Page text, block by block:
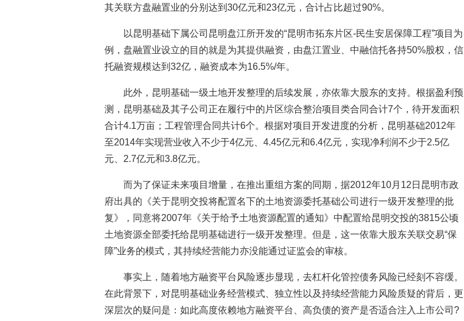
其关联方盘融置业的分别达到30亿元和23亿元，合计占比超过90%。
以昆明基础下属公司昆明盘江所开发的“昆明市拓东片区-民生安居保障工程”项目为
例，盘融置业设立的目的就是为其提供融资，由盘江置业、中融信托各持50%股权，信
托融资规模达到32亿，融资成本为16.5%/年。
此外，昆明基础一级土地开发整理的后续发展，亦依靠大股东的支持。根据盈利预
测，昆明基础及其子公司正在履行中的片区综合整治项目类合同合计7个，待开发面积
合计4.1万亩；工程管理合同共计6个。根据对项目开发进度的分析，昆明基础2012年
至2014年实现营业收入不少于4亿元、4.45亿元和6.4亿元，实现净利润不少于2.5亿
元、2.7亿元和3.8亿元。
而为了保证未来项目增量，在推出重组方案的同期，据2012年10月12日昆明市政
府出具的《关于昆明交投将配置名下的土地资源委托基础公司进行一级开发整理的批
复》，同意将2007年《关于给予土地资源配置的通知》中配置给昆明交投的3815公顷
土地资源全部委托给昆明基础进行一级开发整理。但是，这一依靠大股东关联交易“保
障”业务的模式，其持续经营能力亦没能通过证监会的审核。
事实上，随着地方融资平台风险逐步显现，去杠杆化管控债务风险已经刻不容缓。
在此背景下，对昆明基础业务经营模式、独立性以及持续经营能力风险质疑的背后，更
深层次的疑问是：如此高度依赖地方融资平台、高负债的资产是否适合注入上市公司?